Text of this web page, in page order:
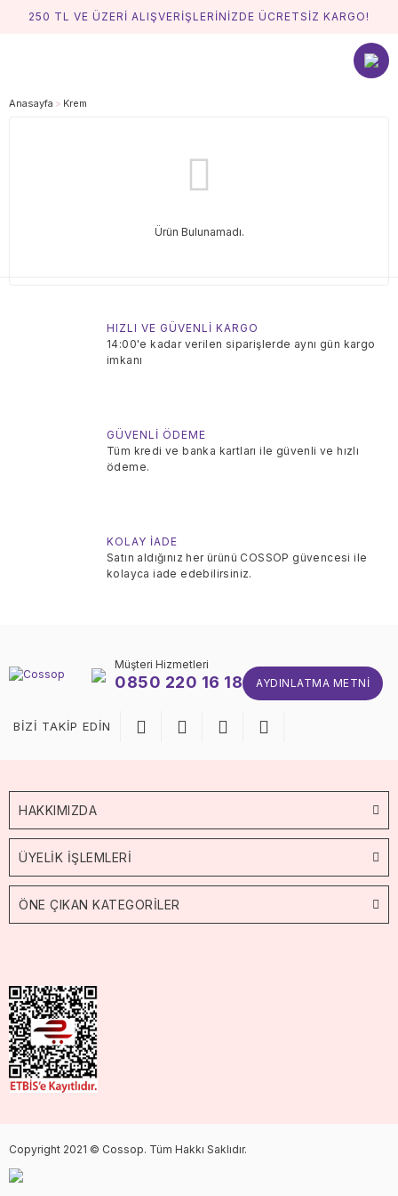
250 TL VE ÜZERİ ALIŞVERİŞLERİNİZDE ÜCRETSİZ KARGO!
Anasayfa Krem
Ürün Bulunamadı.
HIZLI VE GÜVENLİ KARGO
14:00'e kadar verilen siparişlerde aynı gün kargo
imkanı
GÜVENLİ ÖDEME
Tüm kredi ve banka kartları ile güvenli ve hızlı
ödeme.
KOLAY İADE
Satın aldığınız her ürünü COSSOP güvencesi ile
kolayca iade edebilirsiniz.
Müşteri Hizmetleri
0850 220 16 18 AYDINLATMA METNI
BİZİ TAKİP EDİN
HAKKIMIZDA
ÜYELİK İŞLEMLERİ
ÖNE ÇIKAN KATEGORİLER
Copyright 2021 © Cossop. Tüm Hakkı Saklıdır.